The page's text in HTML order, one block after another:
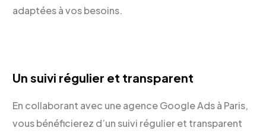
adaptées à vos besoins.
Un suivi régulier et transparent
En collaborant avec une agence Google Ads à Paris,
vous bénéficierez d’un suivi régulier et transparent